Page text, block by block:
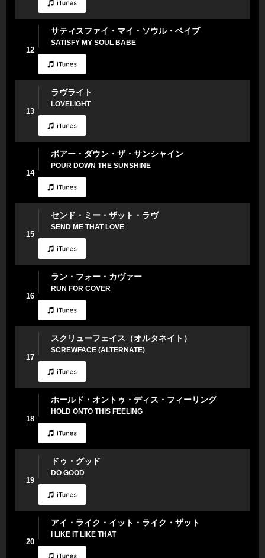
12
サティスファイ・マイ・ソウル・ベイブ
SATISFY MY SOUL BABE
13
ラヴライト
LOVELIGHT
14
ポアー・ダウン・ザ・サンシャイン
POUR DOWN THE SUNSHINE
15
センド・ミー・ザット・ラヴ
SEND ME THAT LOVE
16
ラン・フォー・カヴァー
RUN FOR COVER
17
スクリューフェイス（オルタネイト）
SCREWFACE (ALTERNATE)
18
ホールド・オントゥ・ディス・フィーリング
HOLD ONTO THIS FEELING
19
ドゥ・グッド
DO GOOD
20
アイ・ライク・イット・ライク・ザット
I LIKE IT LIKE THAT